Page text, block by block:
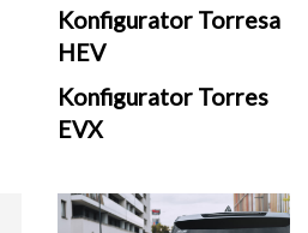
Konfigurator Torresa
HEV
Konfigurator Torres
EVX